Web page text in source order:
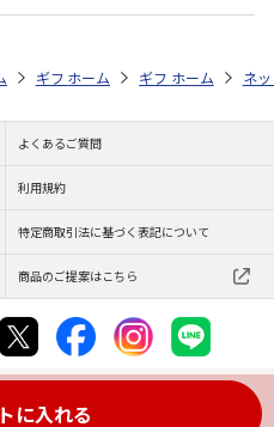
に入れる
し 結婚内祝い 選べるギフト 鳥
内祝い・お返し 結婚内祝い
ギフト通販 内祝い・お返し
ホーム ギフト通販 内
ホーム ネ
よくあるご質問
利用規約
特定商取引法に基づく表記について
商品のご提案はこちら